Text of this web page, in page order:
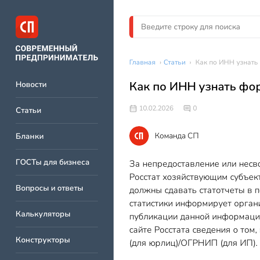
Новости
Статьи
Бланки
ГОСТы для бизнеса
Вопросы и ответы
Калькуляторы
Конструкторы
Главная › Статьи › Как по ИНН узнать
Как по ИНН узнать
10.02.2026 0
Команда СП
За непредоставление или
Росстат хозяйствующим
должны сдавать статотчеты в
статистики информирует
публикации данной
сайте Росстата сведения о
(для юрлиц)/ОГРНИП (для ИП).